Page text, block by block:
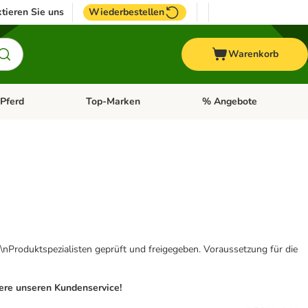
Sie uns Wiederbestellen
Warenkorb
Fisch Menü öffnen: Vogel
Pferd Kategorie-Menü öffnen: Pferd
Top-Marken Kategorie-Menü öffnen:
% Angebote
geprüft und freigegeben. Voraussetzung für die
unseren Kundenservice!